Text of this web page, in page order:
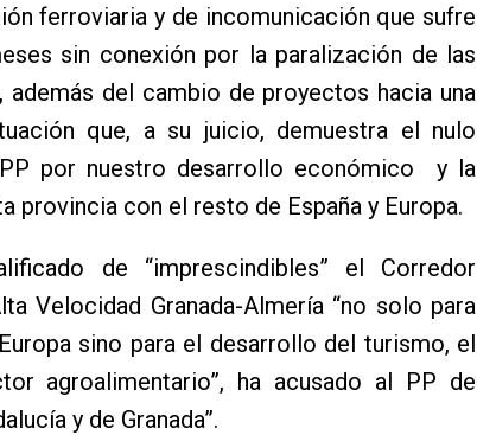
ferroviaria y de incomunicación que sufre
sin conexión por la paralización de las
del cambio de proyectos hacia una
que, a su juicio, demuestra el nulo
por nuestro desarrollo económico y la
provincia con el resto de España y Europa.
de “imprescindibles” el Corredor
Velocidad Granada-Almería “no solo para
sino para el desarrollo del turismo, el
agroalimentario”, ha acusado al PP de
y de Granada”.